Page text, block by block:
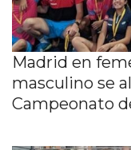
Madrid en
masculino se
Campeonato